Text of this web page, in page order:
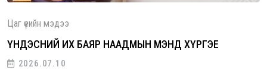
Цаг үеийн мэдээ
ҮНДЭСНИЙ ИХ БАЯР НААДМЫН МЭНД ХҮРГЭЕ
2026.07.10